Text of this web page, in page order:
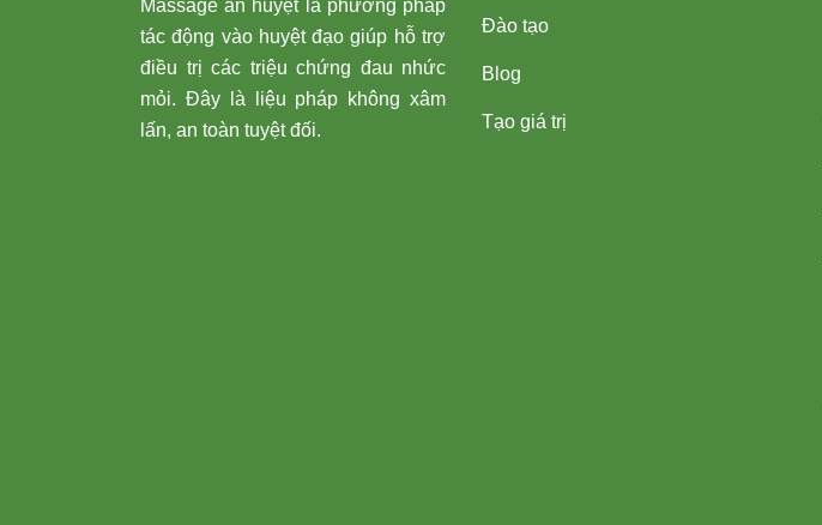
Massage ấn huyệt là phương pháp
tác động vào huyệt đạo giúp hỗ trợ
điều trị các triệu chứng đau nhức
mỏi. Đây là liệu pháp không xâm
lấn, an toàn tuyệt đối.
Đào tạo
Blog
Tạo giá trị